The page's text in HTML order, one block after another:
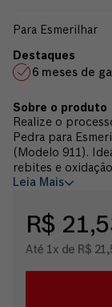
Para Esmerilhar
6 meses de
Realize o
Pedra para
(Modelo 911).
rebites e
Leia Mais
R$
Até 1x de R$